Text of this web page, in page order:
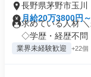
長野県茅野市玉川
月給20万3800円
求めている人材
◇学歴・経歴不問
業界未経験歓迎 +22個